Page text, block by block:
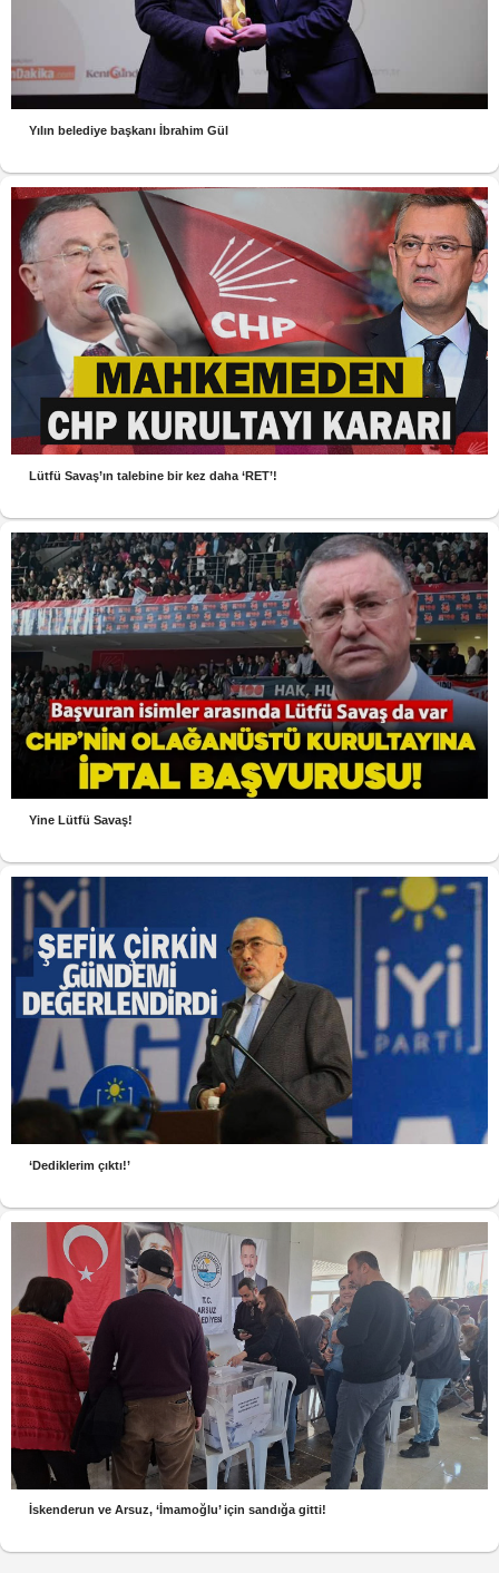
Yılın belediye başkanı İbrahim Gül
Lütfü Savaş’ın talebine bir kez daha ‘RET’!
Yine Lütfü Savaş!
‘Dediklerim çıktı!’
İskenderun ve Arsuz, ‘İmamoğlu’ için sandığa gitti!